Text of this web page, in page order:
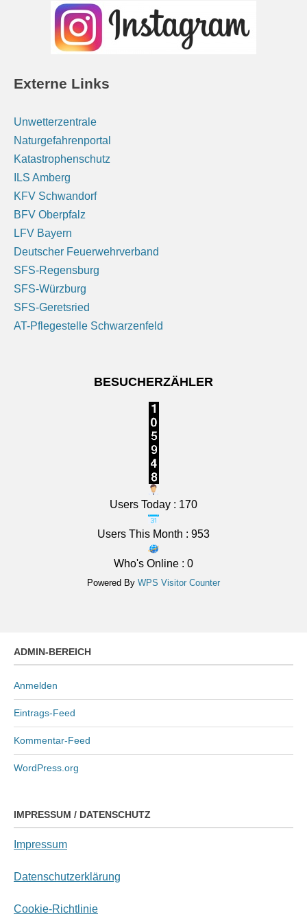
kräftige Schauer und Gewitter. Nachts am östlichen
Alpenrand noch Regen oder Gewitter, später
Auflockerungen. Tiefstwerte 14 bis 17 Grad.
Das Regionalwetter für Oberbayern: Vereinzelt, an
Nachts am östlichen Alpenrand noch Regen oder
Gewitter, später Auflockerungen. Tiefstwerte 14 bis 17
Grad.[...]
Unterfranken: Überwiegend sonnig. Nachts klar,
Abkühlung auf 14 bis 9 Grad.
6 August 2026
Das Regionalwetter für Unterfranken: Überwiegend
sonnig. Nachts klar, Abkühlung auf 14 bis 9 Grad.
Mittelfranken: Sonne und Wolken. Nachts meist klar,
Das Regionalwetter für Mittelfranken: Sonne und
Wolken. Nachts meist klar, Abkühlung auf 14 bis 11
Externe Links
Unwetterzentrale
Naturgefahrenportal
Katastrophenschutz
ILS Amberg
KFV Schwandorf
BFV Oberpfalz
LFV Bayern
Deutscher Feuerwehrverband
SFS-Regensburg
SFS-Würzburg
SFS-Geretsried
AT-Pflegestelle Schwarzenfeld
BESUCHERZÄHLER
Users Today : 170
Users This Month : 953
Who's Online : 0
Powered By WPS Visitor Counter
ADMIN-BEREICH
Anmelden
Eintrags-Feed
Kommentar-Feed
WordPress.org
IMPRESSUM / DATENSCHUTZ
Impressum
Datenschutzerklärung
Cookie-Richtlinie